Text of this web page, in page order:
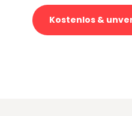
Kostenlos &